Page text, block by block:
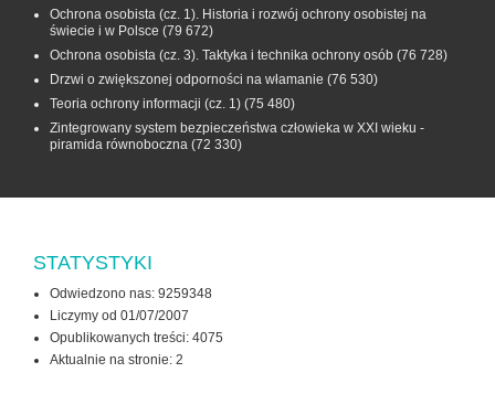
Ochrona osobista (cz. 1). Historia i rozwój ochrony osobistej na
świecie i w Polsce (79 672)
Ochrona osobista (cz. 3). Taktyka i technika ochrony osób (76 728)
Drzwi o zwiększonej odporności na włamanie (76 530)
Teoria ochrony informacji (cz. 1) (75 480)
Zintegrowany system bezpieczeństwa człowieka w XXI wieku -
piramida równoboczna (72 330)
STATYSTYKI
Odwiedzono nas: 9259348
Liczymy od 01/07/2007
Opublikowanych treści: 4075
Aktualnie na stronie: 2